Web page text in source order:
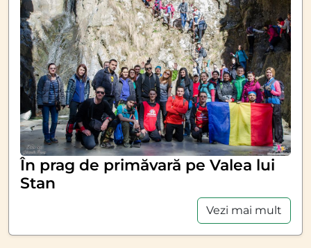
În prag de primăvară pe Valea lui
Stan
Vezi mai mult